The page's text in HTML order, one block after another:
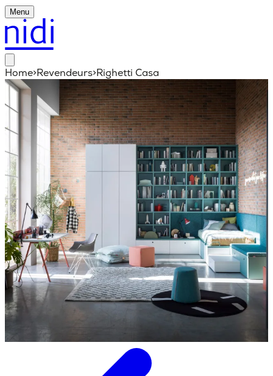
Menu
Home>Revendeurs>Righetti Casa